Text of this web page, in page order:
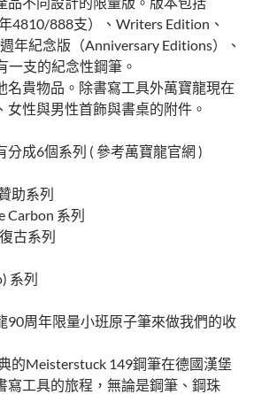
4810/888支）、Writers Edition、
年紀念版（Anniversary Editions）、
一支的紀念性鋼筆。
名貴物品。除書寫工具外萬寶龍現在
女性與男性首飾與書桌的附件。
成6個系列 ( 參考萬寶龍官網 )
助系列
Carbon 系列
古系列
系列
周年限量小班原子筆來做我們的收
的Meisterstuck 149鋼筆在德國漢堡
寫工具的旅程，無論是鋼筆、鋼珠